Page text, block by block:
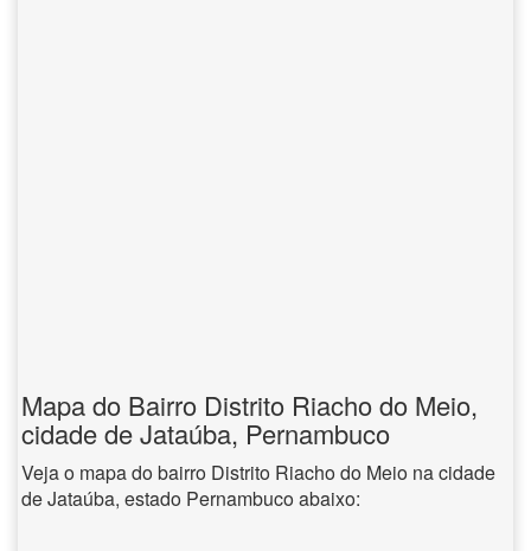
Mapa do Bairro Distrito Riacho do Meio,
cidade de Jataúba, Pernambuco
Veja o mapa do bairro Distrito Riacho do Meio na cidade
de Jataúba, estado Pernambuco abaixo: